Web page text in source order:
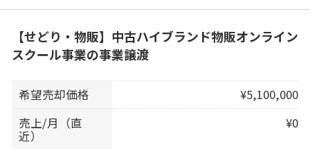
【せどり・物販】中古ハイブランド物販オンライン
スクール事業の事業譲渡
希望売却価格
¥5,100,000
売上/月（直
近）
¥0